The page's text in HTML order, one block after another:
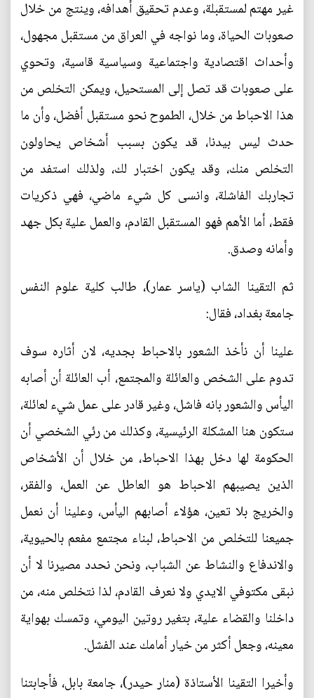
غير مهتم لمستقبلة، وعدم تحقيق أهدافه، وينتج من خلال
صعوبات الحياة، وما نواجه في العراق من مستقبل مجهول،
وأحداث اقتصادية واجتماعية وسياسية قاسية، وتحوي
على صعوبات قد تصل إلى المستحيل، ويمكن التخلص من
هذا الاحباط من خلال، الطموح نحو مستقبل أفضل، وأن ما
حدث ليس بيدنا، قد يكون بسبب أشخاص يحاولون
التخلص منك، وقد يكون اختبار لك، ولذلك استفد من
تجاربك الفاشلة، وانسى كل شيء ماضي، فهي ذكريات
فقط، أما الأهم فهو المستقبل القادم، والعمل علية بكل جهد
وأمانه وصدق.
ثم التقينا الشاب (ياسر عمار)، طالب كلية علوم النفس
جامعة بغداد، فقال:
علينا أن نأخذ الشعور بالاحباط بجديه، لان أثاره سوف
تدوم على الشخص والعائلة والمجتمع، أب العائلة أن أصابه
اليأس والشعور بانه فاشل، وغير قادر على عمل شيء لعائلة،
ستكون هنا المشكلة الرئيسية، وكذلك من رئي الشخصي أن
الحكومة لها دخل بهذا الاحباط، من خلال أن الأشخاص
الذين يصيبهم الاحباط هو العاطل عن العمل، والفقر،
والخريج بلا تعين، هؤلاء أصابهم اليأس، وعلينا أن نعمل
جميعنا للتخلص من الاحباط، لبناء مجتمع مفعم بالحيوية،
والاندفاع والنشاط عن الشباب، ونحن نحدد مصيرنا لا أن
نبقى مكتوفي الايدي ولا نعرف القادم، لذا نتخلص منه، من
داخلنا والقضاء علية، بتغير روتين اليومي، وتمسك بهواية
معينه، وجعل أكثر من خيار أمامك عند الفشل.
وأخيرا التقينا الأستاذة (منار حيدر)، جامعة بابل، فأجابتنا